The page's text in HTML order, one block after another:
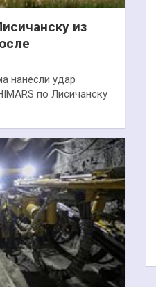
из
нанесли удар
по Лисичанску